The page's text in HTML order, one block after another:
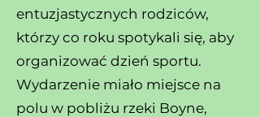
entuzjastycznych rodziców,
którzy co roku spotykali się, aby
organizować dzień sportu.
Wydarzenie miało miejsce na
polu w pobliżu rzeki Boyne,